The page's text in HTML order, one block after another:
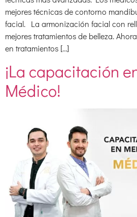
mejores técnicas de contorno
facial. La armonización facial con
mejores tratamientos de belleza.
en tratamientos […]
¡La capacitación
Médico!